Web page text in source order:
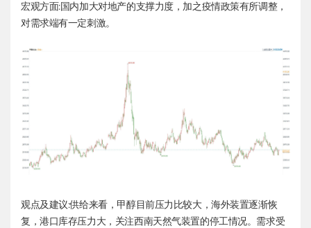
宏观方面:国内加大对地产的支撑力度，加之疫情政策有所调整，
对需求端有一定刺激。
观点及建议:供给来看，甲醇目前压力比较大，海外装置逐渐恢
复，港口库存压力大，关注西南天然气装置的停工情况。需求受